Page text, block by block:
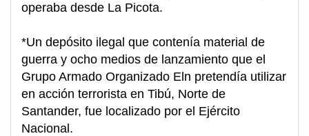
operaba desde La Picota.
*Un depósito ilegal que contenía material de
guerra y ocho medios de lanzamiento que el
Grupo Armado Organizado Eln pretendía utilizar
en acción terrorista en Tibú, Norte de
Santander, fue localizado por el Ejército
Nacional.